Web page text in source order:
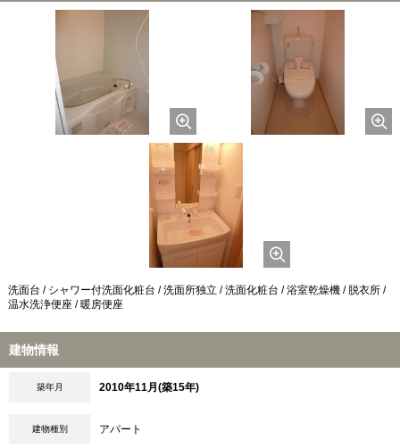
洗面台 / シャワー付洗面化粧台 / 洗面所独立 / 洗面化粧台 / 浴室乾燥機 / 脱衣所 /
温水洗浄便座 / 暖房便座
建物情報
築年月 2010年11月(築15年)
建物種別 アパート